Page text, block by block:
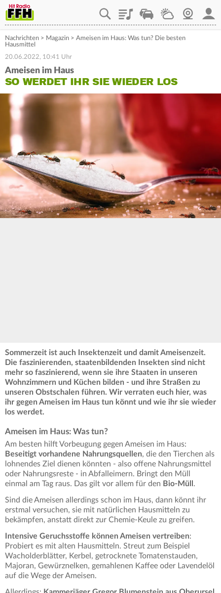
PlaylistStaupilotWetterWebcam
Nachrichten > Magazin > Ameisen im Haus: Was tun? Die besten
Hausmittel
20.06.2022, 10:41 Uhr
Ameisen im Haus
SO WERDET IHR SIE WIEDER LOS
Sommerzeit ist auch Insektenzeit und damit Ameisenzeit.
Die faszinierenden, staatenbildenden Insekten sind nicht
mehr so faszinierend, wenn sie ihre Staaten in unseren
Wohnzimmern und Küchen bilden - und ihre Straßen zu
unseren Obstschalen führen. Wir verraten euch hier, was
ihr gegen Ameisen im Haus tun könnt und wie ihr sie wieder
los werdet.
Ameisen im Haus: Was tun?
Am besten hilft Vorbeugung gegen Ameisen im Haus:
Beseitigt vorhandene Nahrungsquellen, die den Tierchen als
lohnendes Ziel dienen könnten - also offene Nahrungsmittel
oder Nahrungsreste - in Abfalleimern. Bringt den Müll
einmal am Tag raus. Das gilt vor allem für den Bio-Müll .
Sind die Ameisen allerdings schon im Haus, dann könnt ihr
erstmal versuchen, sie mit natürlichen Hausmitteln zu
bekämpfen, anstatt direkt zur Chemie-Keule zu greifen.
Intensive Geruchsstoffe können Ameisen vertreiben:
Probiert es mit alten Hausmitteln. Streut zum Beispiel
Wacholderblätter, Kerbel, getrocknete Tomatenstauden,
Majoran, Gewürznelken, gemahlenen Kaffee oder Lavendelöl
auf die Wege der Ameisen.